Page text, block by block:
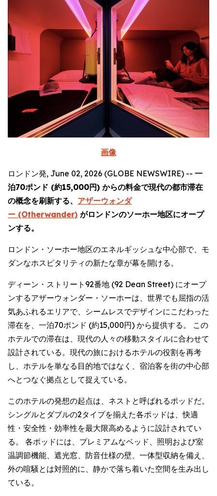
画像
ロンドン発, June 02, 2026 (GLOBE NEWSWIRE) -- 一
泊70ポンド (約15,000円) からの料金で現代の都市滞在
の概念を刷新する、 アザーウォンダ
ー (Otherwander) がロンドンのソーホー地区にオープ
ンする。
ロンドン・ソーホー地区のエネルギッシュな中心部で、モ
ダンなホスピタリティの新たな章が幕を開ける。
ディーン・ストリート92番地 (92 Dean Street) にオープ
ンするアザーウォンダー・ソーホーは、世界でも屈指の活
気あふれるエリアで、シームレスでデザインにこだわった
滞在を、一泊70ポンド (約15,000円) から提供する。 この
ホテルでの滞在は、現代の人々の移動スタイルに合わせて
設計されている。現代の旅におけるホテルの役割を再考
し、ホテルを単なる目的地ではなく、宿泊客を街の中心部
へとつなぐ拠点として捉えている。
このホテルの発想の起点は、ネストと呼ばれるポッドだ。
シングルとダブルの2タイプを揃えた各ポッドは、快適
性・安全性・効率性を最大限高めるように設計されてい
る。 各ポッドには、プレミアムなベッド、照明および室
温調節機能、遮光窓、防音仕様の壁、一体型収納を備え、
外の喧騒とは対照的に、静かで落ち着いた空間を生み出し
ている。